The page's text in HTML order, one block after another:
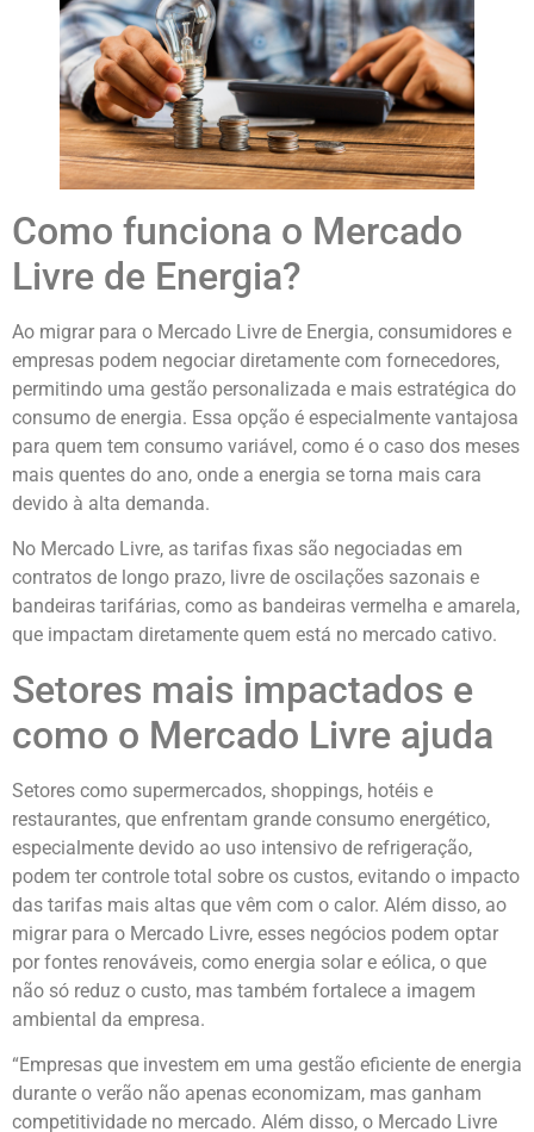
Como funciona o Mercado
Livre de Energia?
Ao migrar para o Mercado Livre de Energia, consumidores e
empresas podem negociar diretamente com fornecedores,
permitindo uma gestão personalizada e mais estratégica do
consumo de energia. Essa opção é especialmente vantajosa
para quem tem consumo variável, como é o caso dos meses
mais quentes do ano, onde a energia se torna mais cara
devido à alta demanda.
No Mercado Livre, as tarifas fixas são negociadas em
contratos de longo prazo, livre de oscilações sazonais e
bandeiras tarifárias, como as bandeiras vermelha e amarela,
que impactam diretamente quem está no mercado cativo.
Setores mais impactados e
como o Mercado Livre ajuda
Setores como supermercados, shoppings, hotéis e
restaurantes, que enfrentam grande consumo energético,
especialmente devido ao uso intensivo de refrigeração,
podem ter controle total sobre os custos, evitando o impacto
das tarifas mais altas que vêm com o calor. Além disso, ao
migrar para o Mercado Livre, esses negócios podem optar
por fontes renováveis, como energia solar e eólica, o que
não só reduz o custo, mas também fortalece a imagem
ambiental da empresa.
“Empresas que investem em uma gestão eficiente de energia
durante o verão não apenas economizam, mas ganham
competitividade no mercado. Além disso, o Mercado Livre